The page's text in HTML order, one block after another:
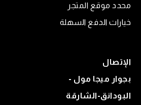
محدد موقع المتجر
خيارات الدفع السهلة
الإتصال
بجوار ميجا مول -
البودانق-الشارقة